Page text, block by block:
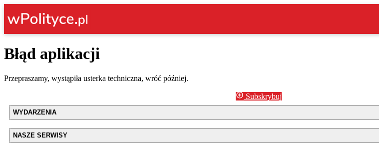
Błąd aplikacji
Przepraszamy, wystąpiła usterka techniczna, wróć później.
Subskrybuj
WYDARZENIA
NASZE SERWISY